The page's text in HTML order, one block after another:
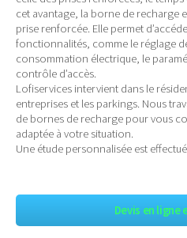
cet avantage, la borne de recharge
prise renforcée. Elle permet
fonctionnalités, comme le réglage
consommation électrique, le
contrôle d’accès.
Lofiservices intervient dans le
entreprises et les parkings. Nous
de bornes de recharge pour vous
adaptée à votre situation.
Une étude personnalisée est
Devis en ligne